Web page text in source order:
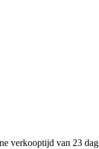
verkooptijd van 23